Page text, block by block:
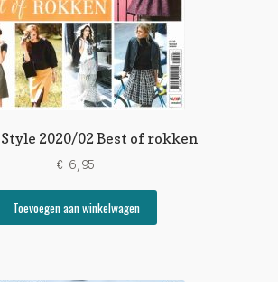
2020/02 Best of rokken
€ 6,95
Toevoegen aan winkelwagen